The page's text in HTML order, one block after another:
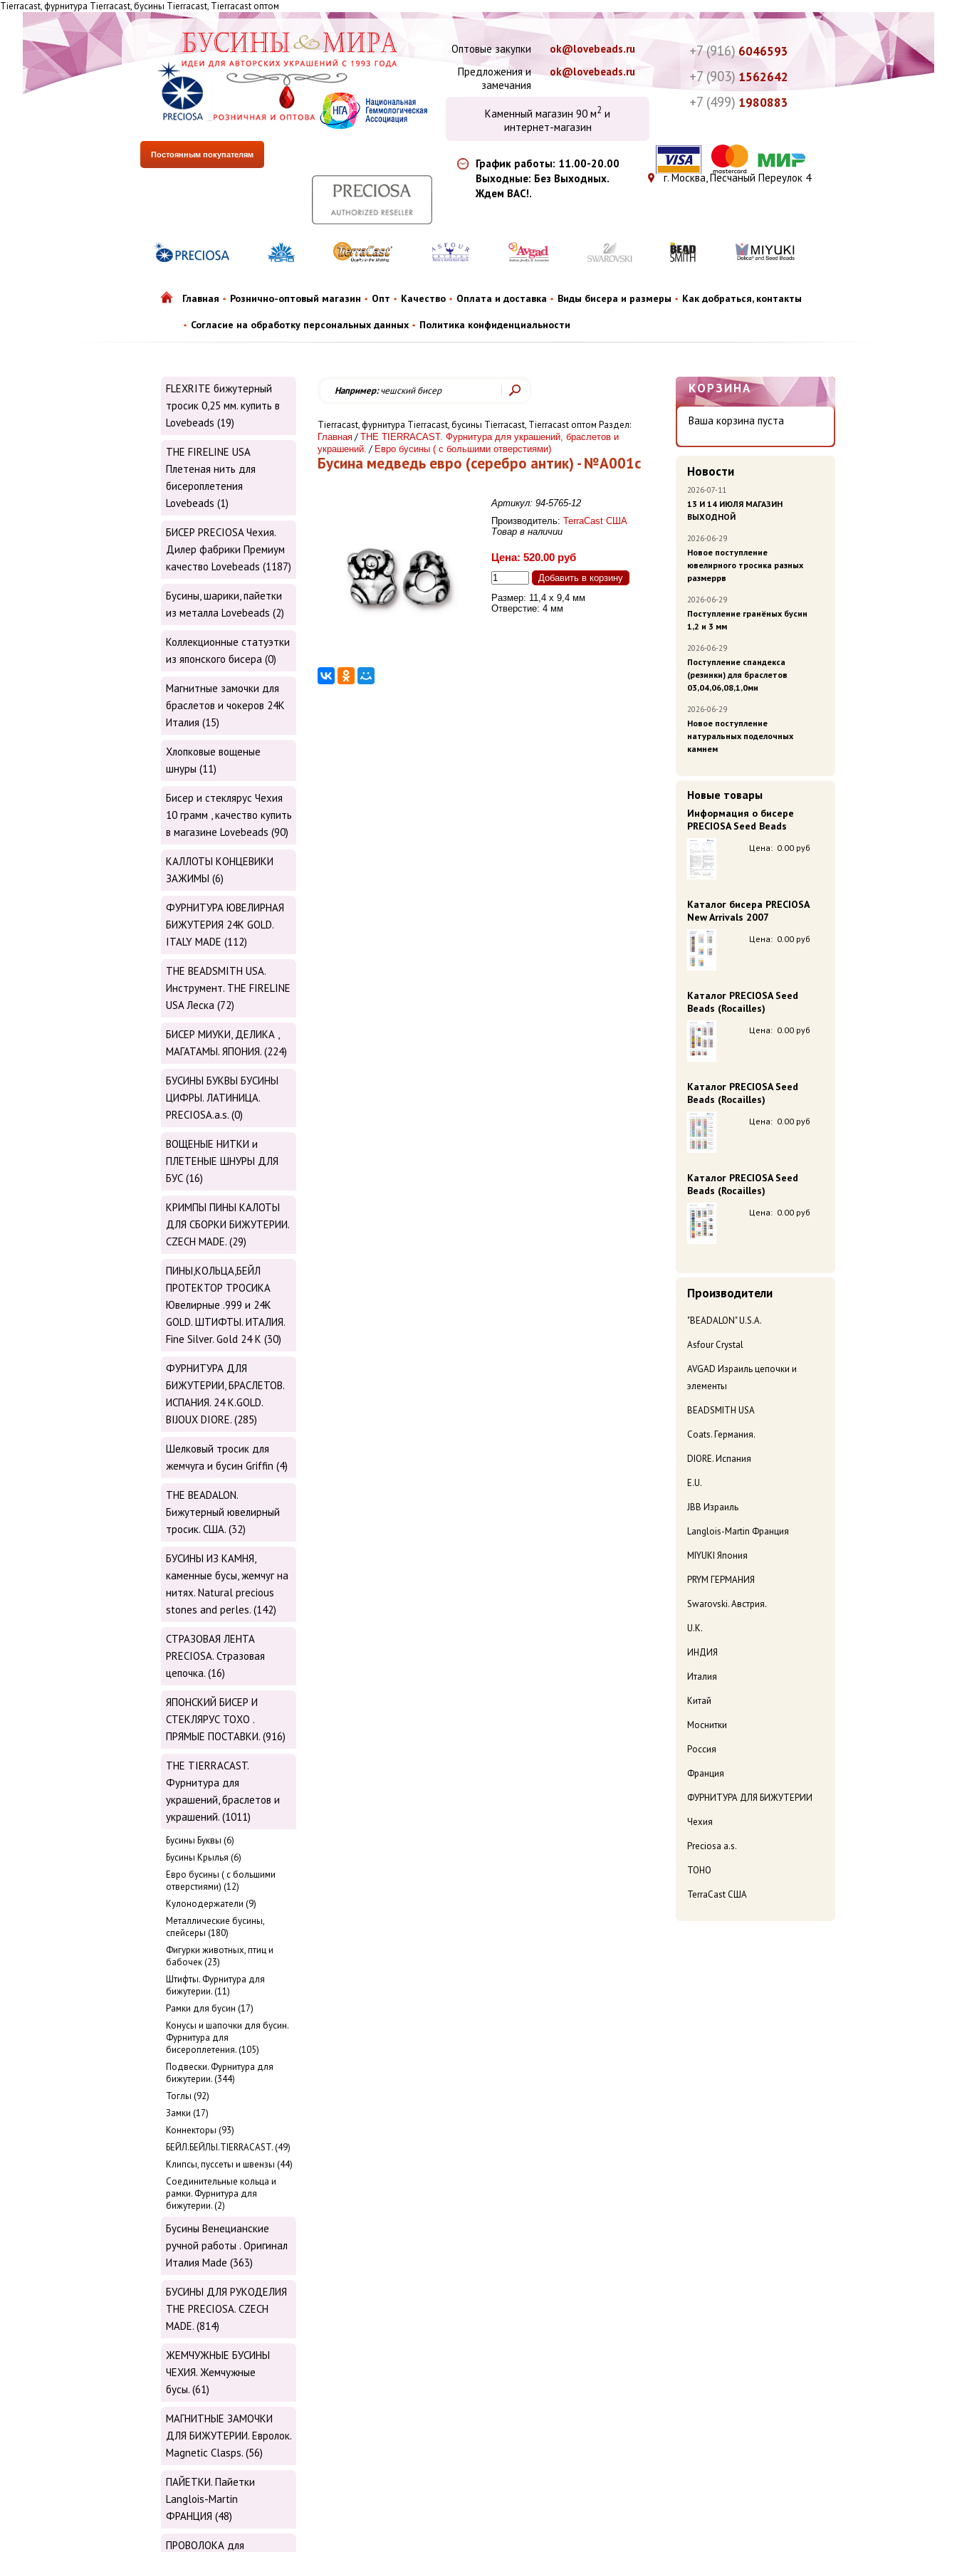
Tiеrrасаst, фурнитура Tiеrrасаst, бусины Tiеrrасаst, Tiеrrасаst оптом
+7 (916) 6046593
+7 (903) 1562642
+7 (499) 1980883
Оптовые закупки
ok@lovebeads.ru
Предложения и
замечания
ok@lovebeads.ru
Каменный магазин 90 м2 и
интернет-магазин
г. Москва, Песчаный Переулок 4
График работы: 11.00-20.00
Выходные: Без Выходных.
Ждем ВАС!.
Постоянным покупателям
Главная Рознично-оптовый магазин Опт Качество Оплата и доставка Виды бисера и размеры Как добраться, контакты
Согласие на обработку персональных данных Политика конфиденциальности
КОРЗИНА
Ваша корзина пуста
Новости
2026-07-11
13 И 14 ИЮЛЯ МАГАЗИН
ВЫХОДНОЙ
2026-06-29
Новое поступление
ювелирного тросика разных
размеррв
2026-06-29
Поступление гранёных бусин
1,2 и 3 мм
2026-06-29
Поступление спандекса
(резинки) для браслетов
03,04,06,08,1,0ми
2026-06-29
Новое поступление
натуральных поделочных
камнем
Новые товары
Информация о бисере
PRECIOSA Seed Beads
Цена: 0.00 руб
Каталог бисера PRECIOSA
New Arrivals 2007
Цена: 0.00 руб
Каталог PRECIOSA Seed
Beads (Rocailles)
Цена: 0.00 руб
Каталог PRECIOSA Seed
Beads (Rocailles)
Цена: 0.00 руб
Каталог PRECIOSA Seed
Beads (Rocailles)
Цена: 0.00 руб
Производители
"BEADALON" U.S.A.
Asfour Crystal
AVGAD Израиль цепочки и
элементы
BEADSMITH USA
Coats. Германия.
DIORE. Испания
E.U.
JBB Израиль
Langlois-Martin Франция
MIYUKI Япония
PRYM ГЕРМАНИЯ
Swarovski. Австрия.
U.K.
ИНДИЯ
Италия
Китай
Моснитки
Россия
Франция
ФУРНИТУРА ДЛЯ БИЖУТЕРИИ
Чехия
Preciosa a.s.
TOHO
TerraCast США
FLEXRITE бижутерный
тросик 0,25 мм. купить в
Lovebeads (19)
THE FIRELINE USA
Плетеная нить для
бисероплетения
Lovebeads (1)
БИСЕР PRECIOSA Чехия.
Дилер фабрики Премиум
качество Lovebeads (1187)
Бусины, шарики, пайетки
из металла Lovebeads (2)
Коллекционные статуэтки
из японского бисера (0)
Магнитные замочки для
браслетов и чокеров 24К
Италия (15)
Хлопковые вощеные
шнуры (11)
Бисер и стеклярус Чехия
10 грамм , качество купить
в магазине Lovebeads (90)
КАЛЛОТЫ КОНЦЕВИКИ
ЗАЖИМЫ (6)
ФУРНИТУРА ЮВЕЛИРНАЯ
БИЖУТЕРИЯ 24К GOLD.
ITALY MADE (112)
THE BEADSMITH USA.
Инструмент. THE FIRELINE
USA Леска (72)
БИСЕР МИУКИ, ДЕЛИКА ,
МАГАТАМЫ. ЯПОНИЯ. (224)
БУСИНЫ БУКВЫ БУСИНЫ
ЦИФРЫ. ЛАТИНИЦА.
PRECIOSA.a.s. (0)
ВОЩЕНЫЕ НИТКИ и
ПЛЕТЕНЫЕ ШНУРЫ ДЛЯ
БУС (16)
КРИМПЫ ПИНЫ КАЛОТЫ
ДЛЯ СБОРКИ БИЖУТЕРИИ.
CZECH MADE. (29)
ПИНЫ,КОЛЬЦА,БЕЙЛ
ПРОТЕКТОР ТРОСИКА
Ювелирные .999 и 24К
GOLD. ШТИФТЫ. ИТАЛИЯ.
Fine Silver. Gold 24 K (30)
ФУРНИТУРА ДЛЯ
БИЖУТЕРИИ, БРАСЛЕТОВ.
ИСПАНИЯ. 24 K.GOLD.
BIJOUX DIORE. (285)
Шелковый тросик для
жемчуга и бусин Griffin (4)
THE BEADALON.
Бижутерный ювелирный
тросик. США. (32)
БУСИНЫ ИЗ КАМНЯ,
каменные бусы, жемчуг на
нитях. Natural precious
stones and perles. (142)
СТРАЗОВАЯ ЛЕНТА
PRECIOSA. Стразовая
цепочка. (16)
ЯПОНСКИЙ БИСЕР И
СТЕКЛЯРУС TOХО .
ПРЯМЫЕ ПОСТАВКИ. (916)
THE TIERRACAST.
Фурнитура для
украшений, браслетов и
украшений. (1011)
Бусины Буквы (6)
Бусины Крылья (6)
Евро бусины ( с большими
отверстиями) (12)
Кулонодержатели (9)
Металлические бусины,
cпейсеры (180)
Фигурки животных, птиц и
бабочек (23)
Штифты. Фурнитура для
бижутерии. (11)
Рамки для бусин (17)
Конусы и шапочки для бусин.
Фурнитура для
бисероплетения. (105)
Подвески. Фурнитура для
бижутерии. (344)
Тоглы (92)
Замки (17)
Коннекторы (93)
БЕЙЛ.БЕЙЛЫ.TIERRACAST. (49)
Клипсы, пуссеты и швензы (44)
Соединительные кольца и
рамки. Фурнитура для
бижутерии. (2)
Бусины Венецианские
ручной работы . Оригинал
Италия Made (363)
БУСИНЫ ДЛЯ РУКОДЕЛИЯ
THE PRECIOSA. CZECH
MADE. (814)
ЖЕМЧУЖНЫЕ БУСИНЫ
ЧЕХИЯ. Жемчужные
бусы. (61)
МАГНИТНЫЕ ЗАМОЧКИ
ДЛЯ БИЖУТЕРИИ. Евролок.
Magnetic Сlasps. (56)
ПАЙЕТКИ. Пайетки
Langlois-Martin
ФРАНЦИЯ (48)
ПРОВОЛОКА для
Например:чешский бисер
Tiеrrасаst, фурнитура Tiеrrасаst, бусины Tiеrrасаst, Tiеrrасаst оптом Раздел:
Главная / THE TIERRACAST. Фурнитура для украшений, браслетов и
украшений. / Евро бусины ( с большими отверстиями)
Бусина медведь евро (серебро антик) - №А001с
Артикул: 94-5765-12
Производитель: TerraCast США
Товар в наличии
Цена: 520.00 руб
Размер: 11,4 х 9,4 мм
Отверстие: 4 мм